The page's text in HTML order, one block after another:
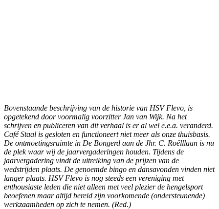
Bovenstaande beschrijving van de historie van HSV Flevo, is
opgetekend door voormalig voorzitter Jan van Wijk. Na het
schrijven en publiceren van dit verhaal is er al wel e.e.a. veranderd.
Café Staal is gesloten en functioneert niet meer als onze thuisbasis.
De ontmoetingsruimte in De Bongerd aan de Jhr. C. Roëlllaan is nu
de plek waar wij de jaarvergaderingen houden. Tijdens de
jaarvergadering vindt de uitreiking van de prijzen van de
wedstrijden plaats. De genoemde bingo en dansavonden vinden niet
langer plaats. HSV Flevo is nog steeds een vereniging met
enthousiaste leden die niet alleen met veel plezier de hengelsport
beoefenen maar altijd bereid zijn voorkomende (ondersteunende)
werkzaamheden op zich te nemen. (Red.)